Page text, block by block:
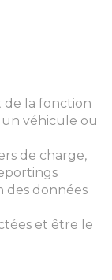
de la fonction
un véhicule ou
de charge,
des données
et être le